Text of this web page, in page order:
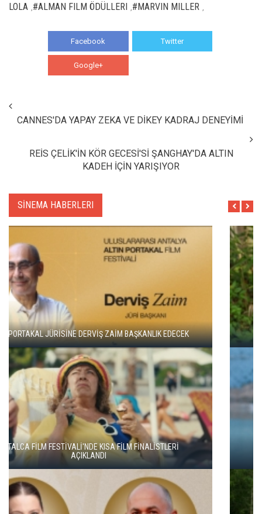
LOLA #ALMAN FILM ÖDÜLLERI #MARVIN MILLER
Facebook Twitter
Google+
CANNES'DA YAPAY ZEKA VE DİKEY KADRAJ DENEYİMİ
REİS ÇELİK'İN KÖR GECESİ'Sİ ŞANGHAY'DA ALTIN
KADEH İÇİN YARIŞIYOR
SİNEMA HABERLERI
ADANA ALTIN KOZA'DA JÜRİ BAŞKANI ZUHAL OLCAY
YEŞİM USTAOĞLU'NUN "ARTAKALAN"I SAN SEBASTIÁN'DA
DÜNYA PRÖMİYERİNİ YAPACAK